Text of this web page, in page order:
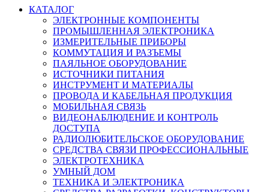
КАТАЛОГ
ЭЛЕКТРОННЫЕ КОМПОНЕНТЫ
ПРОМЫШЛЕННАЯ ЭЛЕКТРОНИКА
ИЗМЕРИТЕЛЬНЫЕ ПРИБОРЫ
КОММУТАЦИЯ И РАЗЪЕМЫ
ПАЯЛЬНОЕ ОБОРУДОВАНИЕ
ИСТОЧНИКИ ПИТАНИЯ
ИНСТРУМЕНТ И МАТЕРИАЛЫ
ПРОВОДА И КАБЕЛЬНАЯ ПРОДУКЦИЯ
МОБИЛЬНАЯ СВЯЗЬ
ВИДЕОНАБЛЮДЕНИЕ И КОНТРОЛЬ
ДОСТУПА
РАДИОЛЮБИТЕЛЬСКОЕ ОБОРУДОВАНИЕ
СРЕДСТВА СВЯЗИ ПРОФЕССИОНАЛЬНЫЕ
ЭЛЕКТРОТЕХНИКА
УМНЫЙ ДОМ
ТЕХНИКА И ЭЛЕКТРОНИКА